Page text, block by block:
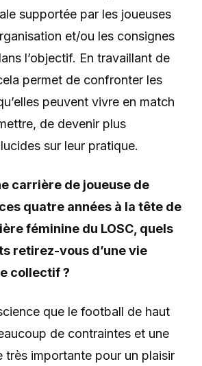
supportée par les joueuses
et/ou les consignes
l’objectif. En travaillant de
permet de confronter les
peuvent vivre en match
de devenir plus
sur leur pratique.
carrière de joueuse de
quatre années à la tête de
féminine du LOSC, quels
retirez-vous d’une vie
collectif ?
que le football de haut
de contraintes et une
très importante pour un plaisir